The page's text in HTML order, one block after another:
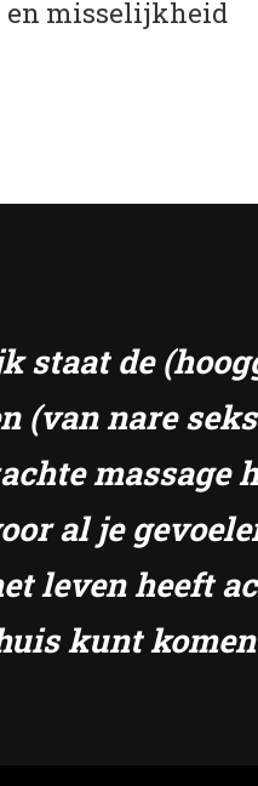
en misselijkheid
staat de
(van nare
massage
al je
leven heeft
kunt